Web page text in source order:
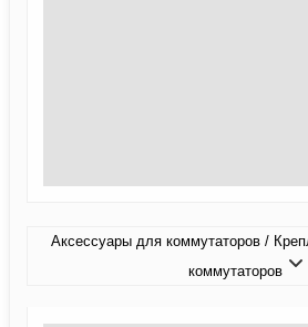
Аксессуары для коммутаторов /
коммутаторов